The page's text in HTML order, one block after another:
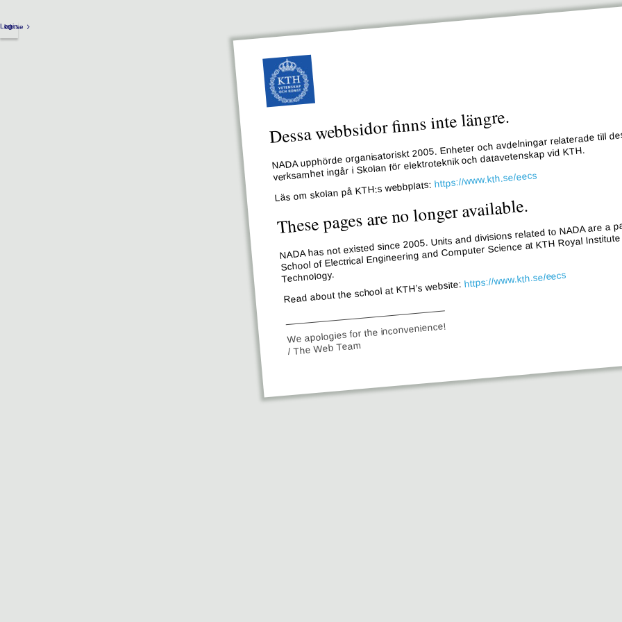
kth.se
Login
Dessa webbsidor finns inte längre.
NADA upphörde organisatoriskt 2005. Enheter och avdelningar relaterade till
verksamhet ingår i Skolan för elektroteknik och datavetenskap vid KTH.
Läs om skolan på KTH:s webbplats:https://www.kth.se/eecs
These pages are no longer available.
NADA has not existed since 2005. Units and divisions related to NADA are a
School of Electrical Engineering and Computer Science at KTH Royal
Technology.
Read about the school at KTH’s website:https://www.kth.se/eecs
We apologies for the inconvenience!
/ The Web Team